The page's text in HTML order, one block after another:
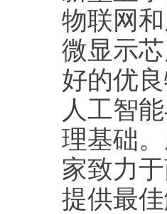
物联网
微显示
好的优
人工智
理基础
家致力
提供最